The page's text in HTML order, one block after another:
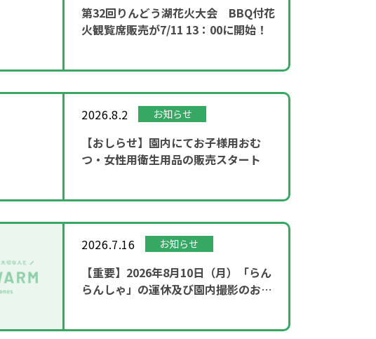
第32回りんどう湖花火大会 BBQ付花
火観覧席販売が7/11 13：00に開始！
2026.8.2 お知らせ
【おしらせ】園内にてお子様用おむ
つ・女性用衛生用品の販売スタート
2026.7.16 お知らせ
【重要】2026年8月10日（月）「らん
らんしゃ」の運休及び園内撮影のお知